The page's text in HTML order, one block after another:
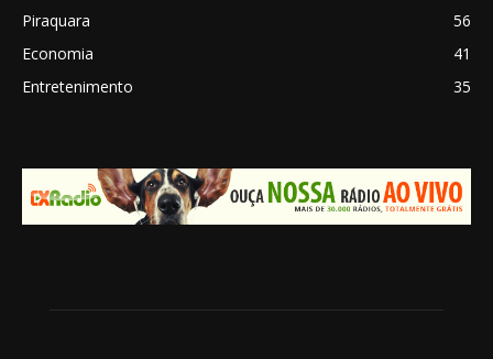
Piraquara
56
Economia
41
Entretenimento
35